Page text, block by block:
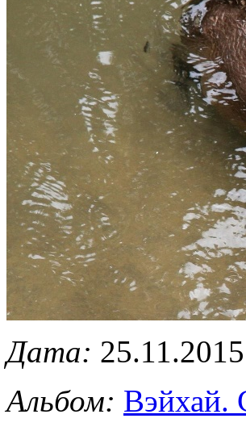
Дата:
Альбом: Вэйхай.